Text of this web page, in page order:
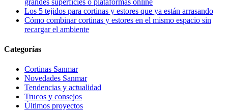
Los 5 tejidos para cortinas y estores que ya están arrasando
Cómo combinar cortinas y estores en el mismo espacio sin
recargar el ambiente
Categorías
Cortinas Sanmar
Novedades Sanmar
Tendencias y actualidad
Trucos y consejos
Últimos proyectos